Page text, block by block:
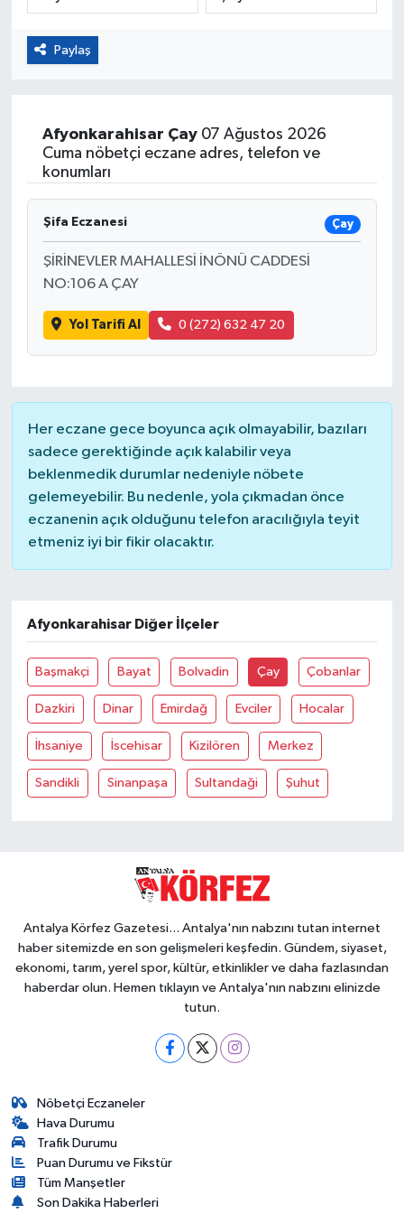
Paylaş
Afyonkarahisar Çay07 Ağustos 2026
Cuma nöbetçi eczane adres, telefon ve
konumları
Şifa Eczanesi Çay
ŞİRİNEVLER MAHALLESİ İNÖNÜ CADDESİ
NO:106 A ÇAY
Yol Tarifi Al 0 (272) 632 47 20
Her eczane gece boyunca açık olmayabilir, bazıları
sadece gerektiğinde açık kalabilir veya
beklenmedik durumlar nedeniyle nöbete
gelemeyebilir. Bu nedenle, yola çıkmadan önce
eczanenin açık olduğunu telefon aracılığıyla teyit
etmeniz iyi bir fikir olacaktır.
Afyonkarahisar Diğer İlçeler
Başmakçi Bayat Bolvadin Çay Çobanlar
Dazkiri Dinar Emirdağ Evciler Hocalar
İhsaniye İscehisar Kizilören Merkez
Sandikli Sinanpaşa Sultandaği Şuhut
Antalya Körfez Gazetesi... Antalya'nın nabzını tutan internet
haber sitemizde en son gelişmeleri keşfedin. Gündem, siyaset,
ekonomi, tarım, yerel spor, kültür, etkinlikler ve daha fazlasından
haberdar olun. Hemen tıklayın ve Antalya'nın nabzını elinizde
tutun.
Nöbetçi Eczaneler
Hava Durumu
Trafik Durumu
Puan Durumu ve Fikstür
Tüm Manşetler
Son Dakika Haberleri
Turizm
Çevre
Kültür ve Sanat
Sivil Toplum
Tarım
Bilim ve Teknoloji
Güvenlik
Resmi İlanlar